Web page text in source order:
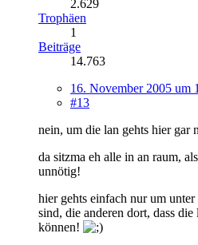
2.629
Trophäen
1
Beiträge
14.763
16. November 2005 um
#13
nein, um die lan gehts hier gar
da sitzma eh alle in an raum,
unnötig!
hier gehts einfach nur um
sind, die anderen dort, dass
können!